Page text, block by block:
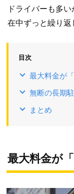
ドライバーも多
在中ずっと繰り返
目次
最大料金が
無断の長期
まとめ
最大料金が